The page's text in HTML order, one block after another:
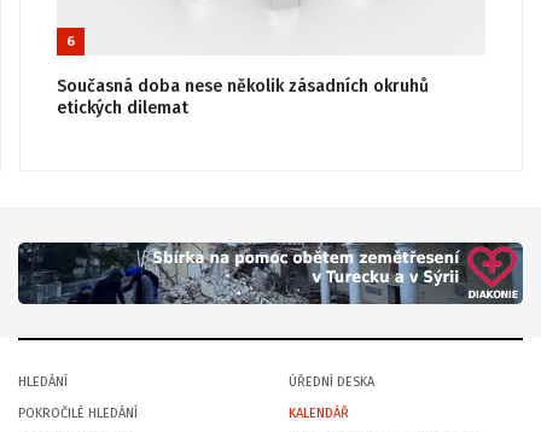
6
Současná doba nese několik zásadních okruhů
etických dilemat
HLEDÁNÍ
POKROČILÉ HLEDÁNÍ
ÚŘEDNÍ DESKA
KALENDÁŘ